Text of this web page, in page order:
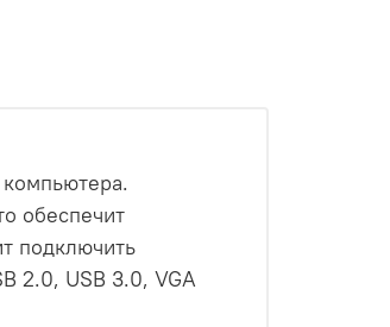
обеспечит
подключить
2.0, USB 3.0, VGA